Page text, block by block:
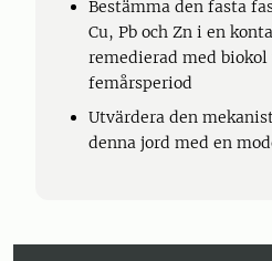
Bestämma den fasta
Cu, Pb och Zn i en
remedierad med biokol
femårsperiod
Utvärdera den
denna jord med en